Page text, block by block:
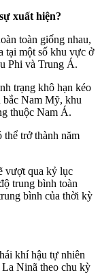
xuất hiện?
toàn giống nhau,
tại một số khu vực ở
Phi và Trung Á.
trạng khô hạn kéo
bắc Nam Mỹ, khu
thuộc Nam Á.
thể trở thành năm
vượt qua kỷ lục
trung bình toàn
bình của thời kỳ
khí hậu tự nhiên
Ninã theo chu kỳ